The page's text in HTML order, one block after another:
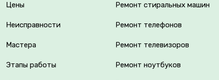
Цены
Неисправности
Мастера
Этапы работы
Ремонт стиральных машин
Ремонт телефонов
Ремонт телевизоров
Ремонт ноутбуков